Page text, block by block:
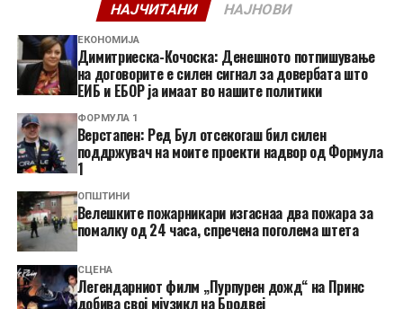
НАЈЧИТАНИ НАЈНОВИ
ЕКОНОМИЈА
Димитриеска-Кочоска: Денешното потпишување
на договорите е силен сигнал за довербата што
ЕИБ и ЕБОР ја имаат во нашите политики
ФОРМУЛА 1
Верстапен: Ред Бул отсекогаш бил силен
поддржувач на моите проекти надвор од Формула
1
ОПШТИНИ
Велешките пожарникари изгаснаа два пожара за
помалку од 24 часа, спречена поголема штета
СЦЕНА
Легендарниот филм „Пурпурен дожд“ на Принс
добива свој мјузикл на Бродвеј